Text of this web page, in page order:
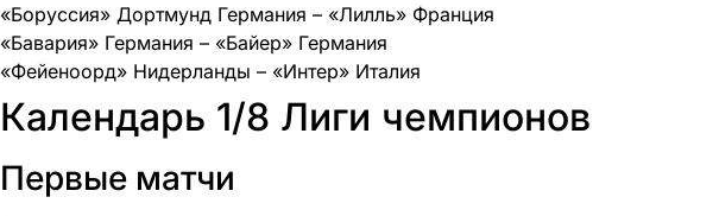
«Боруссия» Дортмунд Германия – «Лилль» Франция
«Бавария» Германия – «Байер» Германия
«Фейеноорд» Нидерланды – «Интер» Италия
Календарь 1/8 Лиги чемпионов
Первые матчи